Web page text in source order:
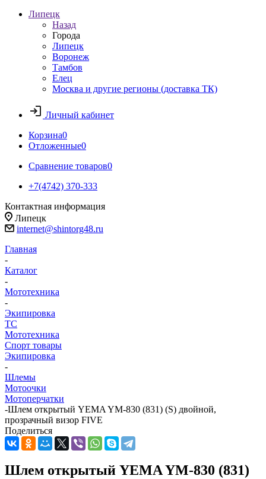
Липецк
Назад
Города
Липецк
Воронеж
Тамбов
Елец
Москва и другие регионы (доставка ТК)
Личный кабинет
Корзина0
Отложенные0
Сравнение товаров0
+7(4742) 370-333
Контактная информация
Липецк
internet@shintorg48.ru
Главная
-
Каталог
-
Мототехника
-
Экипировка
ТС
Мототехника
Спорт товары
Экипировка
-
Шлемы
Мотоочки
Мотоперчатки
-Шлем открытый YEMA YM-830 (831) (S) двойной,
прозрачный визор FIVE
Поделиться
Шлем открытый YEMA YM-830 (831)